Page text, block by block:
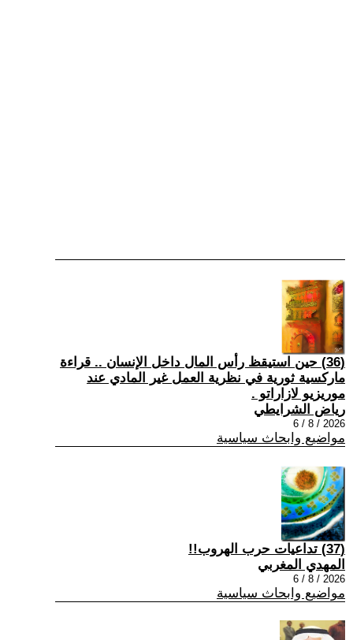
(36) حين استيقظ رأس المال داخل الإنسان .. قراءة
ماركسية ثورية في نظرية العمل غير المادي عند
موريزيو لازاراتو .
رياض الشرايطي
2026 / 8 / 6
مواضيع وابحاث سياسية
(37) تداعيات حرب الهروب!!
المهدي المغربي
2026 / 8 / 6
مواضيع وابحاث سياسية